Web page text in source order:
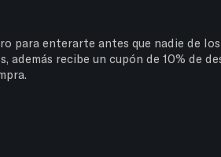
para enterarte antes que nadie de los
además recibe un cupón de 10% de